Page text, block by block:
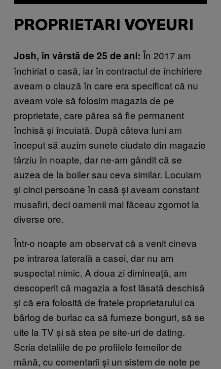
PROPRIETARI VOYEURI
Josh, în vârstă de 25 de ani: În 2017 am
închiriat o casă, iar în contractul de închiriere
aveam o clauză în care era specificat că nu
aveam voie să folosim magazia de pe
proprietate, care părea să fie permanent
închisă și încuiată. După câteva luni am
început să auzim sunete ciudate din magazie
târziu în noapte, dar ne-am gândit că se
auzea de la boiler sau ceva similar. Locuiam
și cinci persoane în casă și aveam constant
musafiri, deci oamenii mai făceau zgomot la
diverse ore.
Într-o noapte am observat că a venit cineva
pe intrarea laterală a casei, dar nu am
suspectat nimic. A doua zi dimineață, am
descoperit că magazia a fost lăsată deschisă
și că era folosită de fratele proprietarului ca
bârlog de burlac ca să fumeze bonguri, să se
uite la TV și să stea pe site-uri de dating.
Scria detaliile de pe profilele femeilor de
mână, cu comentarii și un sistem de note pe